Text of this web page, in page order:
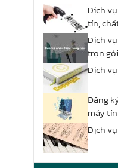
Dịch
tín,
Dịch
trọn gói
Dịch
Đăng
máy
Dịch